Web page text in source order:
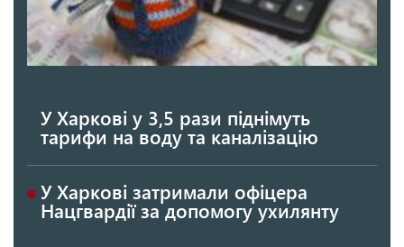
У Харкові у 3,5 рази піднімуть
тарифи на воду та каналізацію
У Харкові затримали офіцера
Нацгвардії за допомогу ухилянту